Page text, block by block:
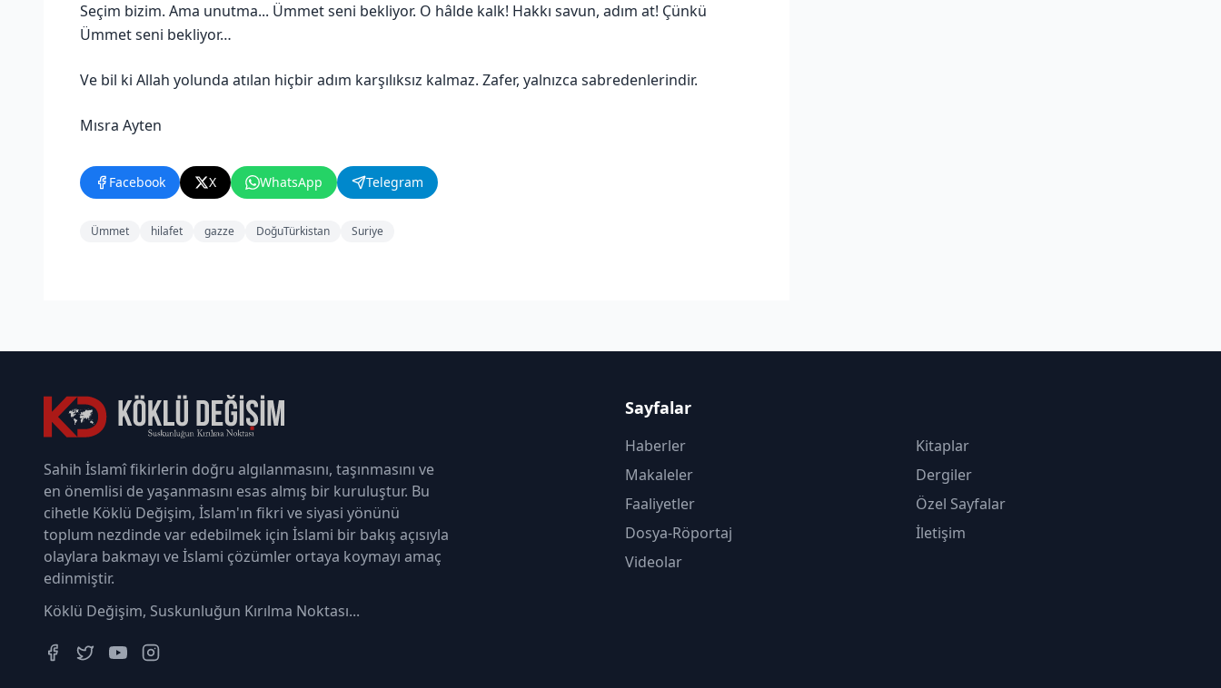
Seçim bizim. Ama unutma... Ümmet seni bekliyor. O hâlde kalk! Hakkı savun, adım at! Çünkü
Ümmet seni bekliyor…
Ve bil ki Allah yolunda atılan hiçbir adım karşılıksız kalmaz. Zafer, yalnızca sabredenlerindir.
Mısra Ayten
Facebook X WhatsApp Telegram
Ümmet hilafet gazze DoğuTürkistan Suriye
Sahih İslamî fikirlerin doğru algılanmasını, taşınmasını ve
en önemlisi de yaşanmasını esas almış bir kuruluştur. Bu
cihetle Köklü Değişim, İslam'ın fikri ve siyasi yönünü
toplum nezdinde var edebilmek için İslami bir bakış açısıyla
olaylara bakmayı ve İslami çözümler ortaya koymayı amaç
edinmiştir.
Köklü Değişim, Suskunluğun Kırılma Noktası...
Sayfalar
Haberler
Makaleler
Faaliyetler
Dosya-Röportaj
Videolar
Kitaplar
Dergiler
Özel Sayfalar
İletişim